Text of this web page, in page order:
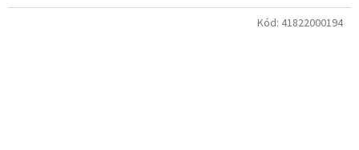
Kód: 41822000194